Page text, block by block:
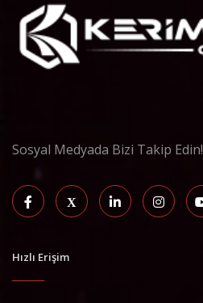
Sosyal Medyada Bizi Takip Edin!
Hızlı Erişim